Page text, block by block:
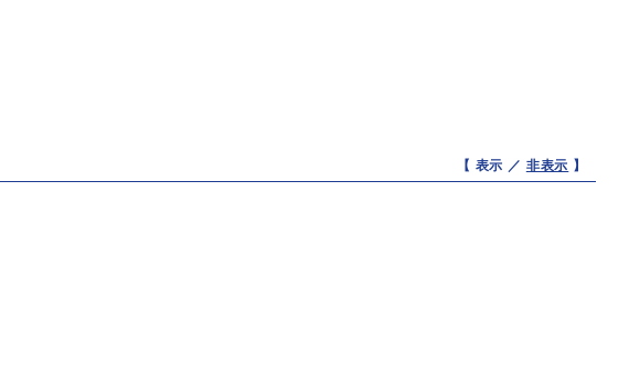
【 表示 ／ 非表示 】